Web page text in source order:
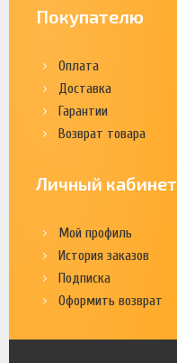
Покупателю
Оплата
Доставка
Гарантии
Возврат товара
Личный кабинет
Мой профиль
История заказов
Подписка
Оформить возврат